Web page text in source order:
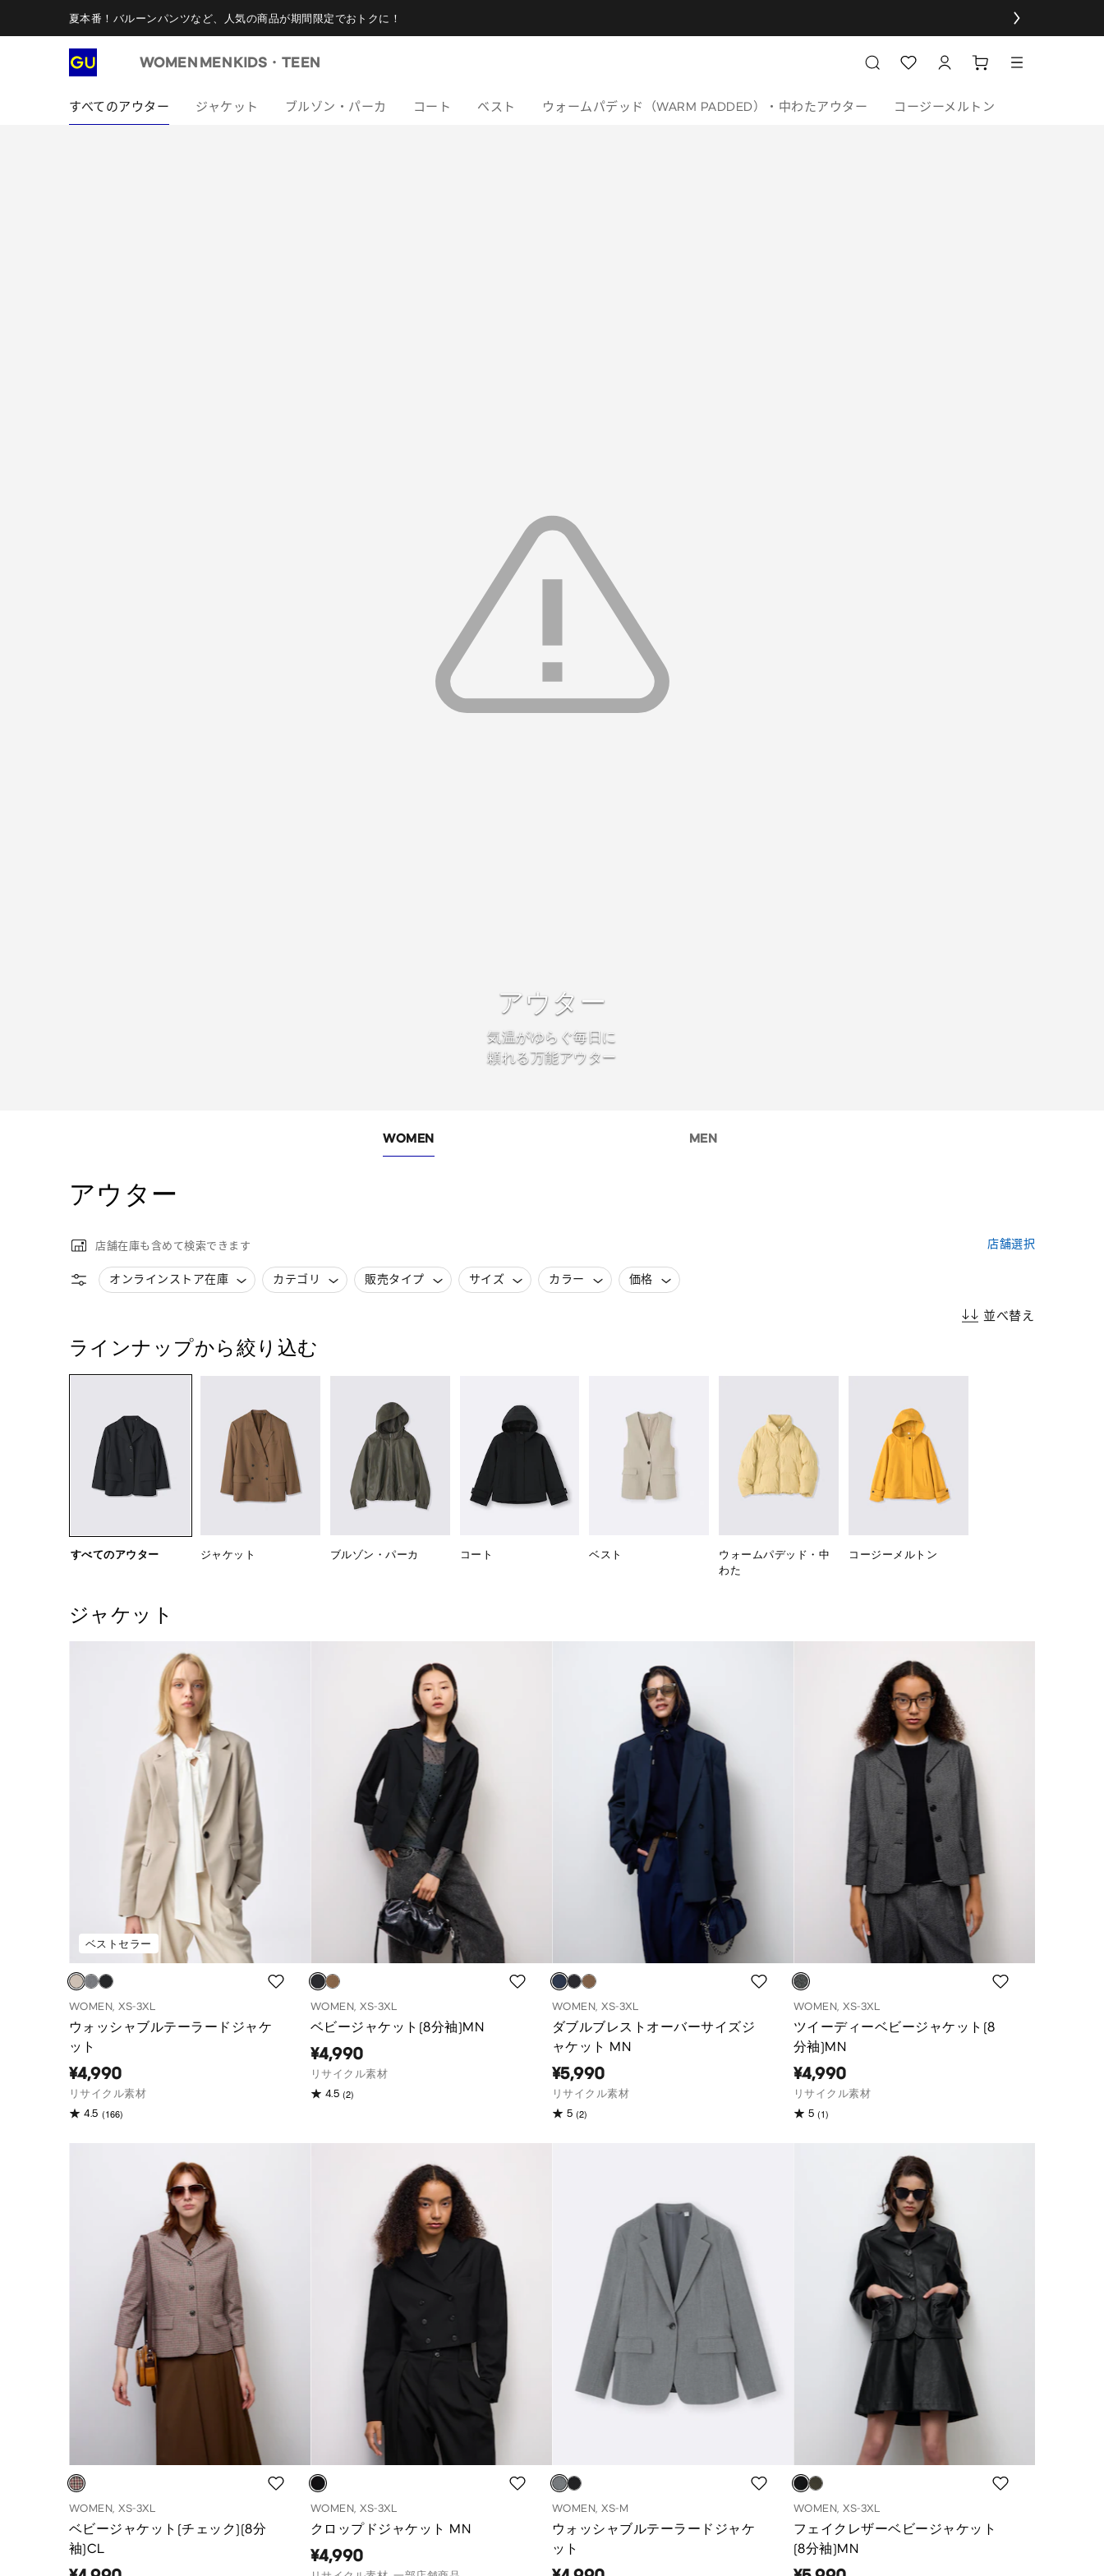
夏本番！バルーンパンツなど、人気の商品が期間限定でおトクに！
WOMEN MENKIDS・TEEN
すべてのアウター ジャケット ブルゾン・パーカ コート ベスト ウォームパデッド（WARM PADDED）・中わたアウター コージーメルトン
アウター
気温がゆらぐ毎日に
頼れる万能アウター
WOMEN MEN
アウター
店舗在庫も含めて検索できます 店舗選択
オンラインストア在庫 カテゴリ 販売タイプ サイズ カラー 価格
並べ替え
ラインナップから絞り込む
すべてのアウター ジャケット ブルゾン・パーカ コート ベスト
ウォームパデッド・中
わた
コージーメルトン
ジャケット
ベストセラー
WOMEN, XS-3XL
ウォッシャブルテーラードジャケ
ット
¥4,990
リサイクル素材
4.5 (166)
WOMEN, XS-3XL
ベビージャケット(8分袖)MN
¥4,990
リサイクル素材
4.5 (2)
WOMEN, XS-3XL
ダブルブレストオーバーサイズジ
ャケット MN
¥5,990
リサイクル素材
5 (2)
WOMEN, XS-3XL
ツイーディーベビージャケット(8
分袖)MN
¥4,990
リサイクル素材
5 (1)
WOMEN, XS-3XL
ベビージャケット(チェック)(8分
袖)CL
WOMEN, XS-3XL
クロップドジャケット MN
¥4,990
WOMEN, XS-M
ウォッシャブルテーラードジャケ
ット
WOMEN, XS-3XL
フェイクレザーベビージャケット
(8分袖)MN